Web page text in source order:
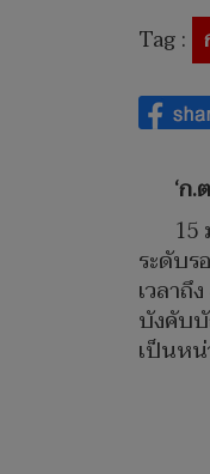
Tag :
‘ก
15
ระดับ
เวลาถึ
บังคับ
เป็นหน่